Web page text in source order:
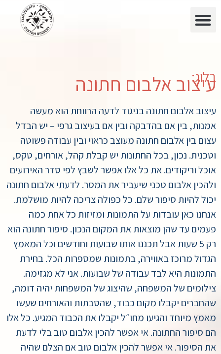
בלוג:
עיצוב אלבום חתונה
עיצוב אלבום חתונה בניגוד לדעה הרווחת הוא מעשה
אמנות, בין אם בהדבקה ובין אם בעיצוב גרפי – יש הבדל
עצום בין אלבום חתונה מעוצב כראוי ובין עבודה פשוטה
וטכנית. נכון, בכל החתונות יש קבלת קהל, אורחים, טקס,
אוכל וריקודים. את כל אלו אפשר לשבץ לפי סדר האירועים
ולהכין אלבום טכני שיעביר את המסר. לדעתי אלבום חתונה
יכול להיות סיפור שלם. כל כפולה צריכה להיות מושלמת.
אנחנו כאן עובדות על התמונות ומזיזות כל אחת כמה
פעמים עד שהן מוצאות את המקום הנכון. סיפור חתונה הוא
רק 5 שעות אבל תכננו אותו שבועות וחודשים וכל המאמץ
הגדול מרוכז באווירה, בתמונות שמספרות הכל. בחירת
התמונות היא לבד עבודה של שבועות. אני לא מגזימה.
צילומים של המשפחה, שהיצוג של המשפחות יהיה דומה,
שהחברים יקבלו מקום כבוד, שהסבתות והאורחים שעשו
מאמץ מיוחד והגיעו מחו״ל יקבלו את הכבוד המגיע. כל אלו
הם סיפור החתונה. אי אפשר להכין אלבום טוב בלי לדעת
את הסיפור. אי אפשר להכין אלבום טוב אם הצלם שהיה